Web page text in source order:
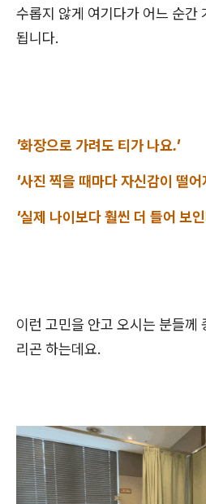
수롭지 않게 여기다가 어느 순간
됩니다.
'화장으로 가려도 티가 나요.'
'사진 찍을 때마다 자신감이 떨
'실제 나이보다 훨씬 더 들어 보
이런 고민을 안고 오시는 분들
리곤 하는데요.